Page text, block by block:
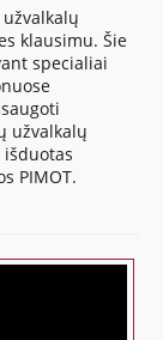
klausimu. Šie
specialiai
užvalkalų
PIMOT.